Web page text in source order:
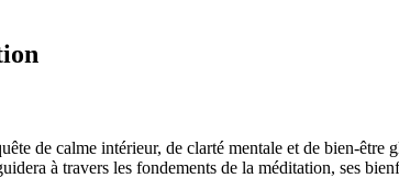
de calme intérieur, de clarté mentale et de bien-être
à travers les fondements de la méditation, ses